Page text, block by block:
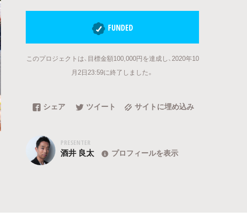
FUNDED
このプロジェクトは、目標金額100,000円を達成し、2020年10
月2日23:59に終了しました。
シェア ツイート サイトに埋め込み
PRESENTER
酒井 良太 プロフィールを表示